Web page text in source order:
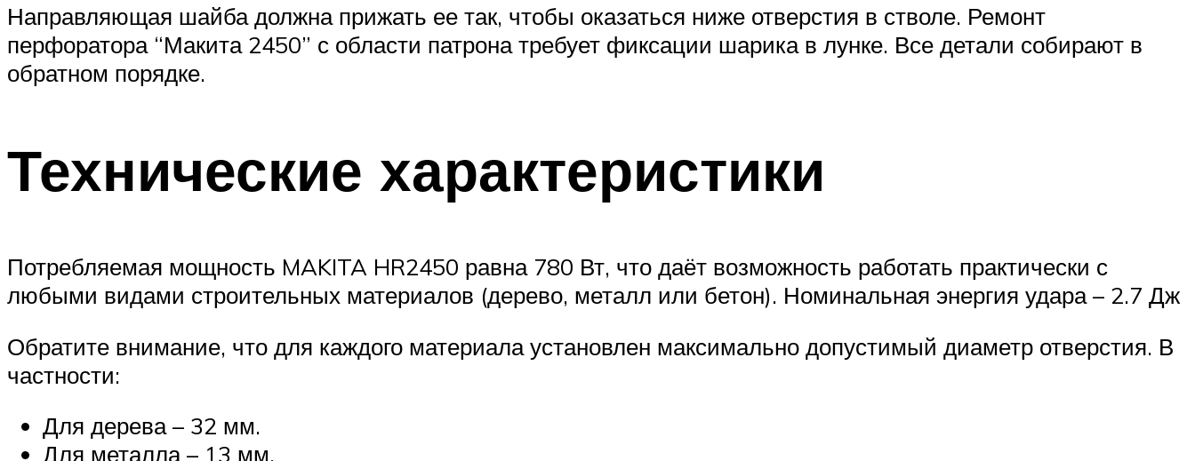
Направляющая шайба должна прижать ее так, чтобы оказаться ниже отверстия в стволе. Ремонт
перфоратора “Макита 2450” с области патрона требует фиксации шарика в лунке. Все детали собирают в
обратном порядке.
Технические характеристики
Потребляемая мощность MAKITA HR2450 равна 780 Вт, что даёт возможность работать практически с
любыми видами строительных материалов (дерево, металл или бетон). Номинальная энергия удара – 2.7 Дж
Обратите внимание, что для каждого материала установлен максимально допустимый диаметр отверстия. В
частности:
Для дерева – 32 мм.
Для металла – 13 мм.